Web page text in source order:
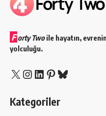
F orty Twoile hayatın,
yolculuğu.
X Instagram
LinkedIn
Pinterest
Bluesky
Kategoriler